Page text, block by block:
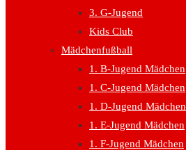
3. G-Jugend
Kids Club
Mädchenfußball
1. B-Jugend Mädchen
1. C-Jugend Mädchen
1. D-Jugend Mädchen
1. E-Jugend Mädchen
1. F-Jugend Mädchen